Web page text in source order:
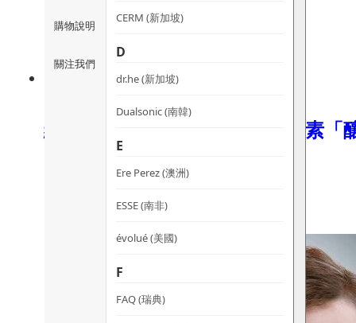
購物說明
關注我們
CERM (新加坡)
D
dr.he (新加坡)
Dualsonic (南韓)
E
Ere Perez (澳洲)
ESSE (南非)
évolué (美國)
F
FAQ (瑞典)
給肌膚來一杯SAKE🍶～酒糟酵素「
mimingmart.com/給肌膚來一…